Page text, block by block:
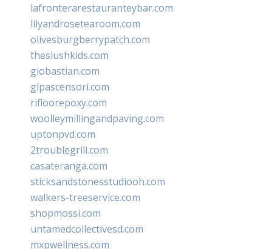
lafronterarestauranteybar.com
lilyandrosetearoom.com
olivesburgberrypatch.com
theslushkids.com
giobastian.com
glpascensori.com
rifloorepoxy.com
woolleymillingandpaving.com
uptonpvd.com
2troublegrill.com
casateranga.com
sticksandstonesstudiooh.com
walkers-treeservice.com
shopmossi.com
untamedcollectivesd.com
mxpwellness.com